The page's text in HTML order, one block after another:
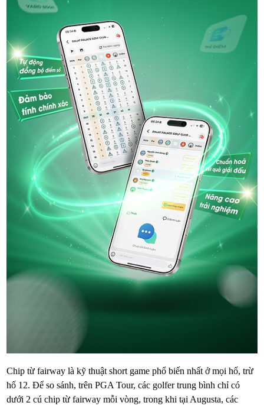
Chip từ fairway là kỹ thuật short game phổ biến nhất ở mọi hố, trừ
hố 12. Để so sánh, trên PGA Tour, các golfer trung bình chỉ có
dưới 2 cú chip từ fairway mỗi vòng, trong khi tại Augusta, các